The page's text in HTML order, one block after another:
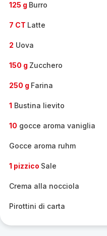
125 g Burro
7 CT Latte
2 Uova
150 g Zucchero
250 g Farina
1 Bustina lievito
10 gocce aroma vaniglia
Gocce aroma ruhm
1 pizzico Sale
Crema alla nocciola
Pirottini di carta